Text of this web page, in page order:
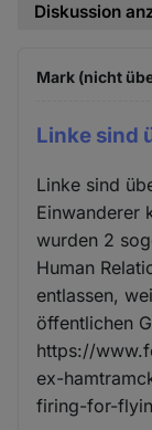
Diskussion
Mark (nicht
Linke sind
Linke sind
Einwanderer
wurden 2
Human
entlassen,
öffentlichen
https://
ex-
firing-for-